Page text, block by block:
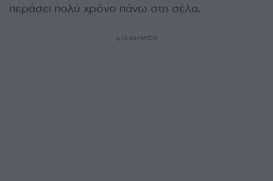
περάσει πολύ χρόνο πάνω στη σέλα.
ΔΙΑΦΗΜΙΣΗ